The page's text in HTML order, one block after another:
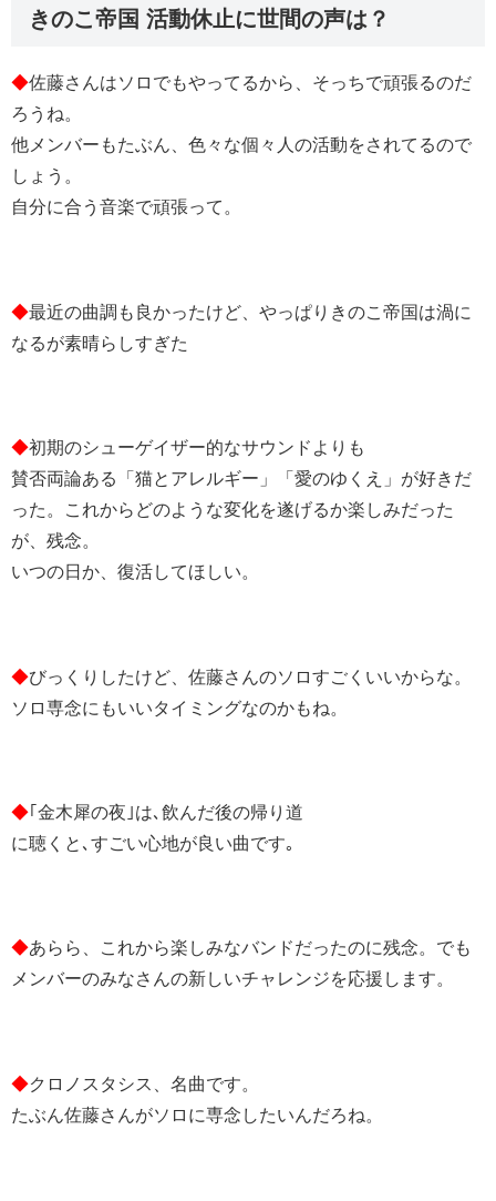
きのこ帝国 活動休止に世間の声は？
◆佐藤さんはソロでもやってるから、そっちで頑張るのだ
ろうね。
他メンバーもたぶん、色々な個々人の活動をされてるので
しょう。
自分に合う音楽で頑張って。
◆最近の曲調も良かったけど、やっぱりきのこ帝国は渦に
なるが素晴らしすぎた
◆初期のシューゲイザー的なサウンドよりも
賛否両論ある「猫とアレルギー」「愛のゆくえ」が好きだ
った。これからどのような変化を遂げるか楽しみだった
が、残念。
いつの日か、復活してほしい。
◆びっくりしたけど、佐藤さんのソロすごくいいからな。
ソロ専念にもいいタイミングなのかもね。
◆｢金木犀の夜｣は､飲んだ後の帰り道
に聴くと､すごい心地が良い曲です｡
◆あらら、これから楽しみなバンドだったのに残念。でも
メンバーのみなさんの新しいチャレンジを応援します。
◆クロノスタシス、名曲です。
たぶん佐藤さんがソロに専念したいんだろね。